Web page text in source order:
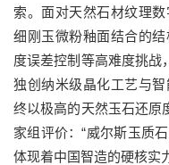
索。面对天然石材纹理
细刚玉微粉釉面结合的
度误差控制等高难度挑战
独创纳米级晶化工艺与智
终以极高的天然玉石还原
家组评价：“威尔斯玉质
体现着中国智造的硬核实